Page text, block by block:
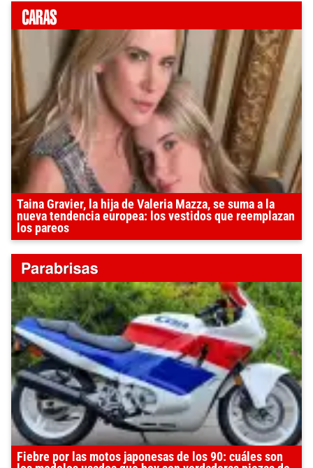
Taina Gravier, la hija de Valeria Mazza, se suma a la
nueva tendencia europea: los vestidos que reemplazan
los pareos
Fiebre por las motos japonesas de los 90: cuáles son